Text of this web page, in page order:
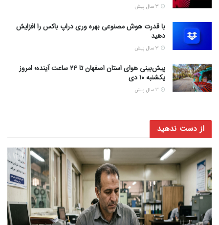
با قدرت هوش مصنوعی بهره وری دراپ باکس را افزایش
دهید
پیش‌بینی هوای استان اصفهان تا ۲۴ ساعت آینده؛ امروز
یکشنبه ۱۰ دی
از دست ندهید